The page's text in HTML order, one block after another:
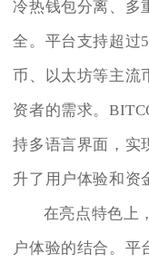
冷热钱包分离、多
全。平台支持超过
币、以太坊等主流
资者的需求。
持多语言界面，实
升了用户体验和资
在亮点特色上
户体验的结合。平